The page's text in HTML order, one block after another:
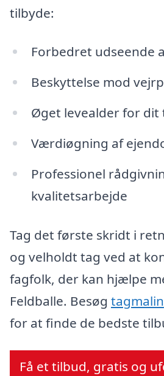
tilbyde:
Forbedret udseende
Beskyttelse mod
Øget levealder for dit
Værdiøgning af
Professionel
kvalitetsarbejde
Tag det første skridt i
og velholdt tag ved at
fagfolk, der kan hjælpe
Feldballe. Besøg
for at finde de bedste
Få et tilbud, gratis og